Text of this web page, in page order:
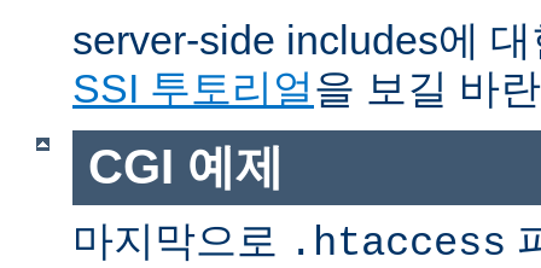
server-side includes에
SSI 투토리얼을 보길 바
CGI 예제
마지막으로 .htaccess